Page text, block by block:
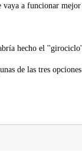
a funcionar mejor
hecho el
de las tres